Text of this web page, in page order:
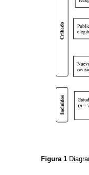
Figura 1